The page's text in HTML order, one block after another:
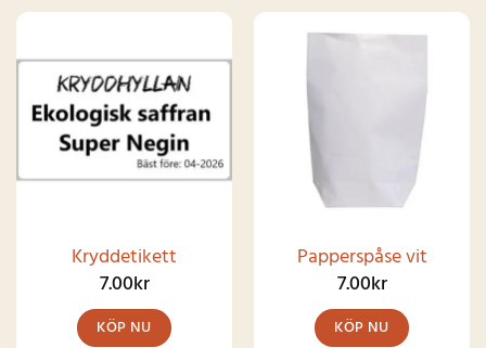
Kryddetikett
7.00kr
KÖP NU
Papperspåse vit
7.00kr
KÖP NU